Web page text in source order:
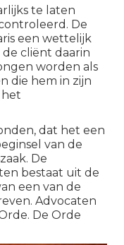
te laten
De
een wettelijk
de cliënt daarin
worden als
die hem in zijn
dat het een
van de
De
bestaat uit de
een van de
Advocaten
De Orde